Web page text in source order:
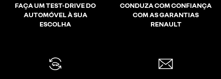
FAÇA UM TEST-DRIVE DO
AUTOMÓVEL À SUA
ESCOLHA
CONDUZA COM CONFIANÇA
COM AS GARANTIAS
RENAULT